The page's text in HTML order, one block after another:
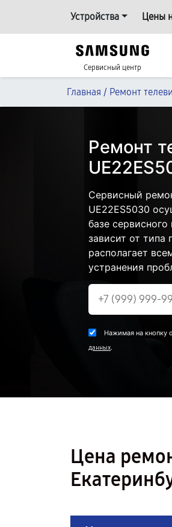
Устройства Цены
Сервисный центр
Главная / Ремонт
Ремонт
Сервисный
UE22ES5030
базе
зависит от
располагает
устранения
Нажимая на кнопку
данных.
Цена